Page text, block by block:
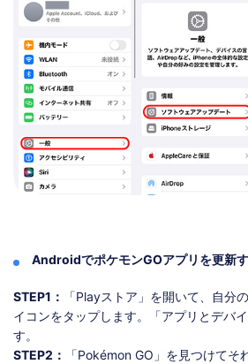
AndroidでポケモンGOアプリを更新
STEP1：
「Playストア」を開いて、自分
イコンをタップします。「アプリとデバ
す。
STEP2：
「Pokémon GO」を見つけてそ